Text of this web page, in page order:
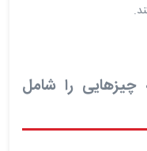
را شامل